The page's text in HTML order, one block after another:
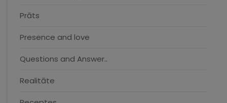
Prāts
Presence and love
Questions and Answer..
Realitāte